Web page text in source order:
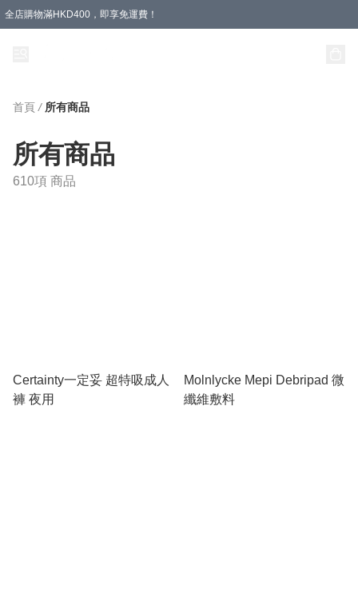
全店購物滿HKD400，即享免運費！
首頁 / 所有商品
所有商品
610項 商品
Certainty一定妥 超特吸成人
褲 夜用
Molnlycke Mepi Debripad 微
纖維敷料